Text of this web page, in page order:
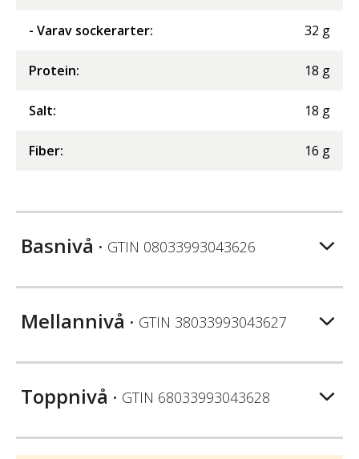
- Varav sockerarter: 32 g
Protein: 18 g
Salt: 18 g
Fiber: 16 g
Basnivå • GTIN 08033993043626
Mellannivå • GTIN 38033993043627
Toppnivå • GTIN 68033993043628